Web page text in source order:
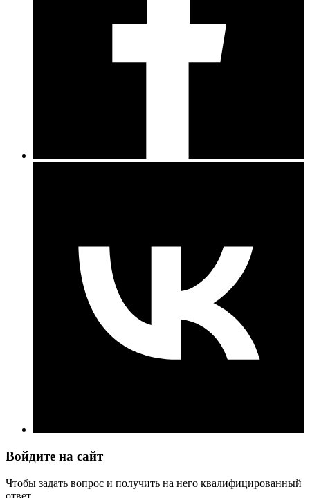
Войдите на сайт
Чтобы задать вопрос и получить на него квалифицированный
ответ.